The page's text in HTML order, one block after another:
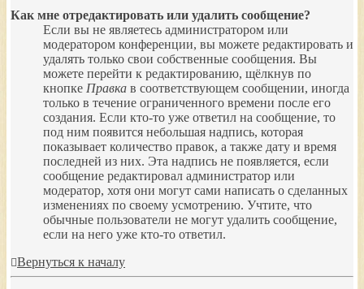
Как мне отредактировать или удалить сообщение?
Если вы не являетесь администратором или
модератором конференции, вы можете редактировать и
удалять только свои собственные сообщения. Вы
можете перейти к редактированию, щёлкнув по
кнопке Правка в соответствующем сообщении, иногда
только в течение ограниченного времени после его
создания. Если кто-то уже ответил на сообщение, то
под ним появится небольшая надпись, которая
показывает количество правок, а также дату и время
последней из них. Эта надпись не появляется, если
сообщение редактировал администратор или
модератор, хотя они могут сами написать о сделанных
изменениях по своему усмотрению. Учтите, что
обычные пользователи не могут удалить сообщение,
если на него уже кто-то ответил.
Вернуться к началу